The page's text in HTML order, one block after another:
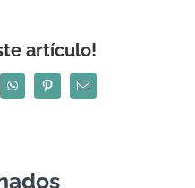
artículo!
WhatsAppPinterestCorreo
electrónico